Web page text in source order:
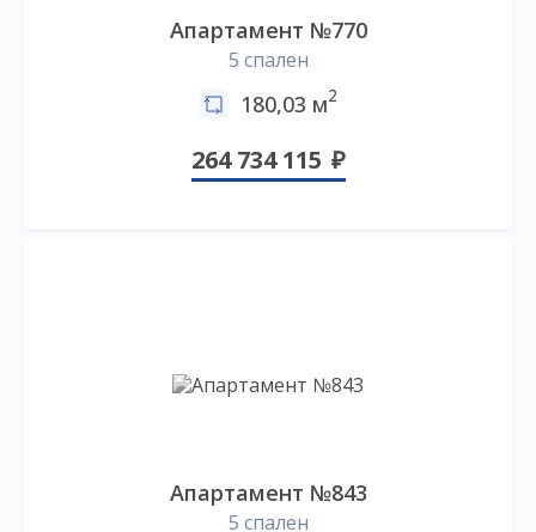
Апартамент №770
5 спален
180,03 м2
264 734 115
Апартамент №843
5 спален